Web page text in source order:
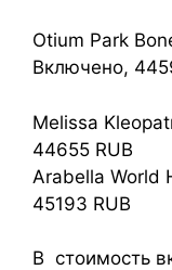
Otium Park
Включено,
Melissa
44655 RUB
Arabella World
45193 RUВ
В стоимость